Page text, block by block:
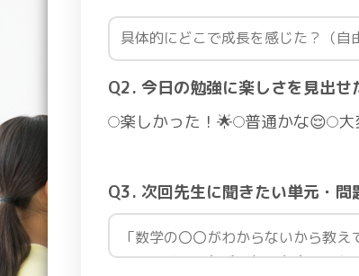
Q2. 今日の勉強に楽しさを見出せ
楽しかった！🌟 普通かな😌 大
Q3. 次回先生に聞きたい単元・問